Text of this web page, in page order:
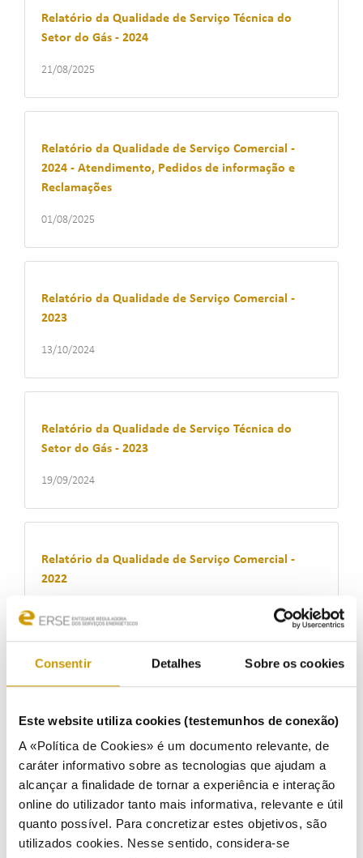
Consentir Detalhes Sobre os cookies
Este website utiliza cookies (testemunhos de conexão)
A «Política de Cookies» é um documento relevante, de
caráter informativo sobre as tecnologias que ajudam a
alcançar a finalidade de tornar a experiência e interação
online do utilizador tanto mais informativa, relevante e útil
quanto possível. Para concretizar estes objetivos, são
utilizados cookies. Nesse sentido, considera-se
Relatório da Qualidade de Serviço Técnica do
Setor do Gás - 2024
21/08/2025
Relatório da Qualidade de Serviço Comercial -
2024 - Atendimento, Pedidos de informação e
Reclamações
01/08/2025
Relatório da Qualidade de Serviço Comercial -
2023
13/10/2024
Relatório da Qualidade de Serviço Técnica do
Setor do Gás - 2023
19/09/2024
Relatório da Qualidade de Serviço Comercial -
2022
Relatório da Qualidade de Serviço Técnica do
15/09/2023
Relatório da Qualidade de Serviço Comercial -
2021